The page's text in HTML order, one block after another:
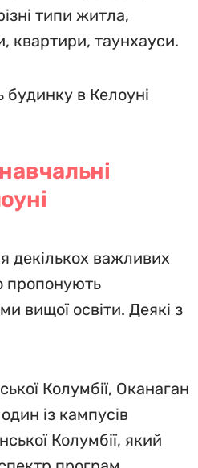
типи житла,
квартири, таунхауси.
будинку в Келоуні
декількох важливих
пропонують
вищої освіти. Деякі з
Колумбії, Оканаган
із кампусів
Колумбії, який